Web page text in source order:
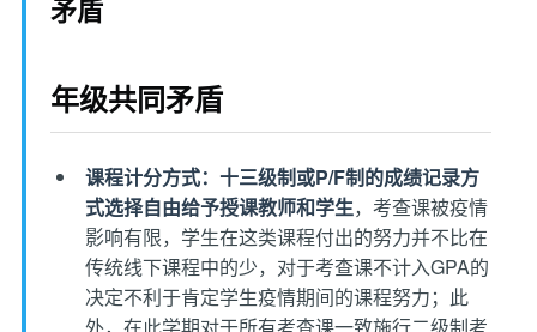
矛盾
年级共同矛盾
课程计分方式：十三级制或P/F制的成绩记录方
式选择自由给予授课教师和学生，考查课被疫情
影响有限，学生在这类课程付出的努力并不比在
传统线下课程中的少，对于考查课不计入GPA的
决定不利于肯定学生疫情期间的课程努力；此